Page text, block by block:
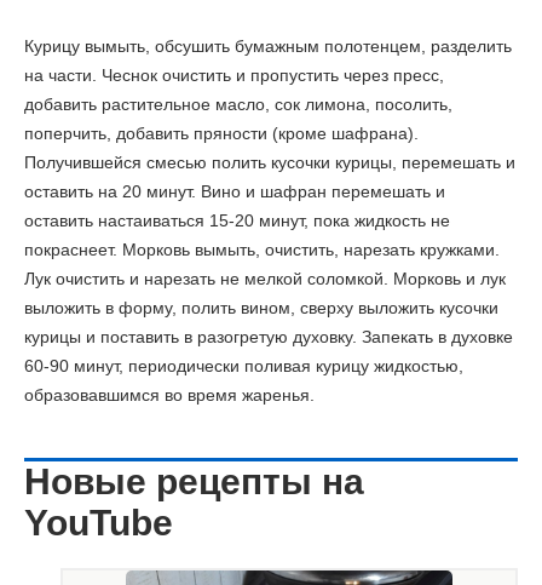
Курицу вымыть, обсушить бумажным полотенцем, разделить
на части. Чеснок очистить и пропустить через пресс,
добавить растительное масло, сок лимона, посолить,
поперчить, добавить пряности (кроме шафрана).
Получившейся смесью полить кусочки курицы, перемешать и
оставить на 20 минут. Вино и шафран перемешать и
оставить настаиваться 15-20 минут, пока жидкость не
покраснеет. Морковь вымыть, очистить, нарезать кружками.
Лук очистить и нарезать не мелкой соломкой. Морковь и лук
выложить в форму, полить вином, сверху выложить кусочки
курицы и поставить в разогретую духовку. Запекать в духовке
60-90 минут, периодически поливая курицу жидкостью,
образовавшимся во время жаренья.
Новые рецепты на
YouTube